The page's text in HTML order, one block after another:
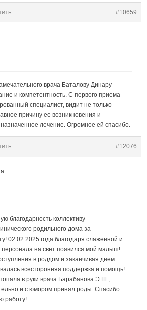
#10659
врача Баталову Динару
и компетентность. С первого приема
специалист, видит не только
причину ее возникновения и
лечение. Огромное ей спасибо.
#12076
благодарность коллективу
родильного дома за
02.02.2025 года благодаря слаженной и
на свет появился мой малыш!
в роддом и заканчивая днем
всесторонняя поддержка и помощь!
в руки врача Барабанова Э.Ш.,
и с юмором принял роды. Спасибо
работу!